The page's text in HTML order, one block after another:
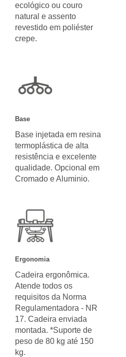
ecológico ou couro
natural e assento
revestido em poliéster
crepe.
Base
Base injetada em resina
termoplástica de alta
resistência e excelente
qualidade. Opcional em
Cromado e Aluminio.
Ergonomia
Cadeira ergonômica.
Atende todos os
requisitos da Norma
Regulamentadora - NR
17. Cadeira enviada
montada. *Suporte de
peso de 80 kg até 150
kg.